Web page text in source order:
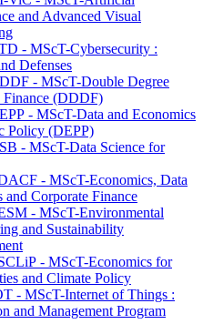
and Advanced Visual
- MScT-Cybersecurity :
Defenses
- MScT-Double Degree
Finance (DDDF)
- MScT-Data and Economics
Policy (DEPP)
- MScT-Data Science for
- MScT-Economics, Data
and Corporate Finance
- MScT-Environmental
and Sustainability
- MScT-Economics for
and Climate Policy
- MScT-Internet of Things :
and Management Program